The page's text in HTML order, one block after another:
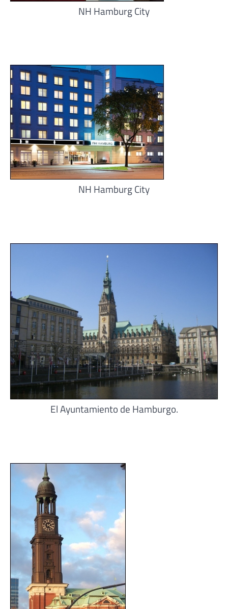
NH Hamburg City
NH Hamburg City
El Ayuntamiento de Hamburgo.